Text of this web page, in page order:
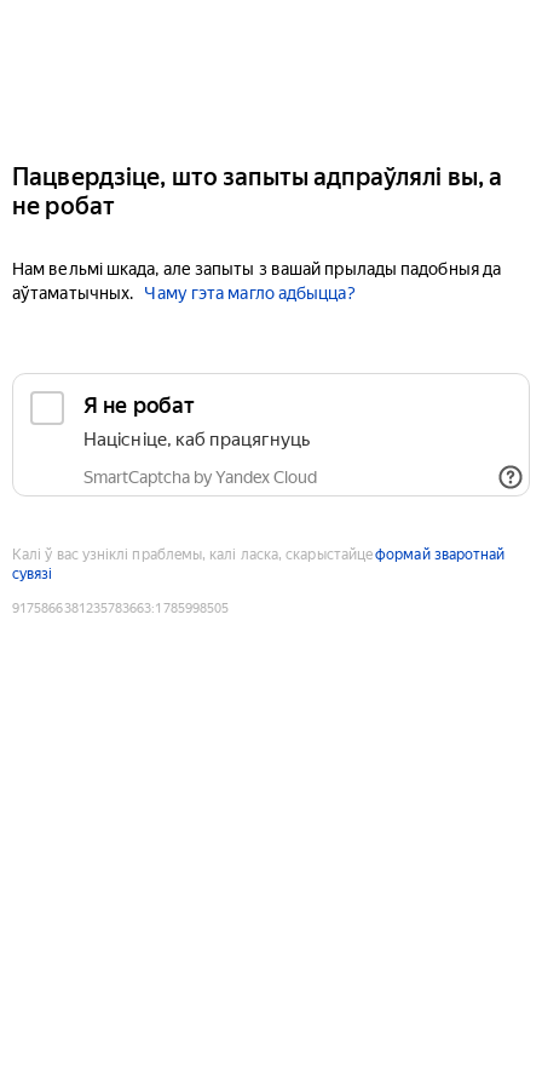
Пацвердзіце, што запыты адпраўлялі вы, а
не робат
Нам вельмі шкада, але запыты з вашай прылады падобныя да
аўтаматычных.
Чаму гэта магло адбыцца?
Я не робат
Націсніце, каб працягнуць
SmartCaptcha by Yandex Cloud
Калі ў вас узніклі праблемы, калі ласка, скарыстайцеформай зваротнай
сувязі
9175866381235783663:1785998505